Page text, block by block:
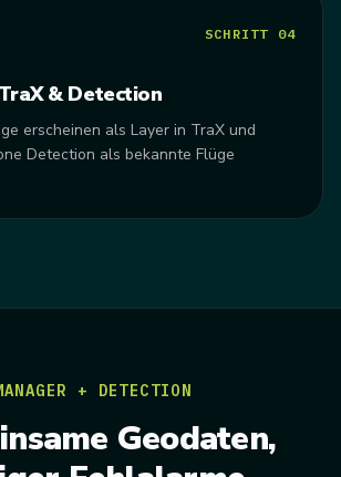
SCHRITT 04
& Detection
erscheinen als Layer in TraX und
Detection als bekannte Flüge
+ DETECTION
Geodaten,